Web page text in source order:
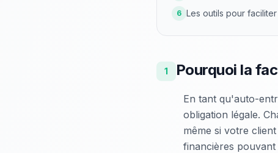
6 Les outils pour
1 Pourquoi la
En tant qu'auto-
obligation légale.
même si votre
financières